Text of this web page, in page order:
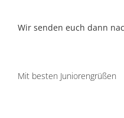
Wir senden euch dann
Mit besten Juniorengrüßen